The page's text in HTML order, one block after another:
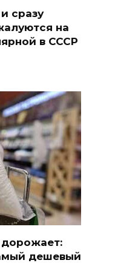
сразу
на
в СССР
дорожает:
дешевый